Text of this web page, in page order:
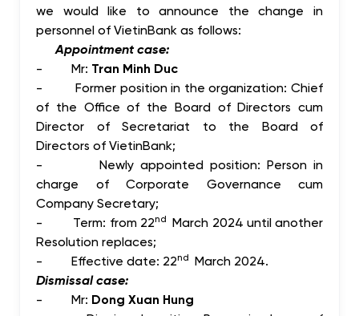
we would like to announce the change in
personnel of VietinBank as follows:
Appointment case:
-
Mr: Tran Minh Duc
-
Former position in the organization: Chief
of the Office of the Board of Directors cum
Director of Secretariat to the Board of
Directors of VietinBank;
-
Newly appointed position: Person in
charge of Corporate Governance cum
Company Secretary;
-
Term: from 22nd March 2024 until another
Resolution replaces;
-
Effective date: 22nd March 2024.
Dismissal case:
-
Mr: Dong Xuan Hung